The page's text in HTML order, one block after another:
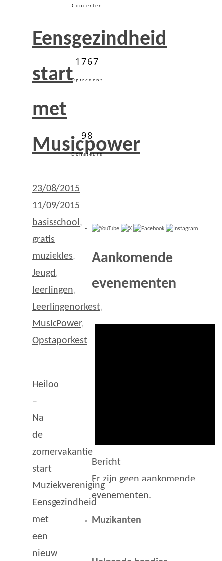
Eensgezindheid
start
met
Musicpower
23/08/2015
11/09/2015
basisschool,
gratis
muziekles,
Jeugd,
leerlingen,
Leerlingenorkest,
MusicPower,
Opstaporkest
Heiloo
–
Na
de
zomervakantie
start
Muziekvereniging
Eensgezindheid
met
een
nieuw
Concerten
1767
Optredens
98
Donateurs
Aankomende
evenementen
Bericht
Er zijn geen aankomende
evenementen.
Muzikanten